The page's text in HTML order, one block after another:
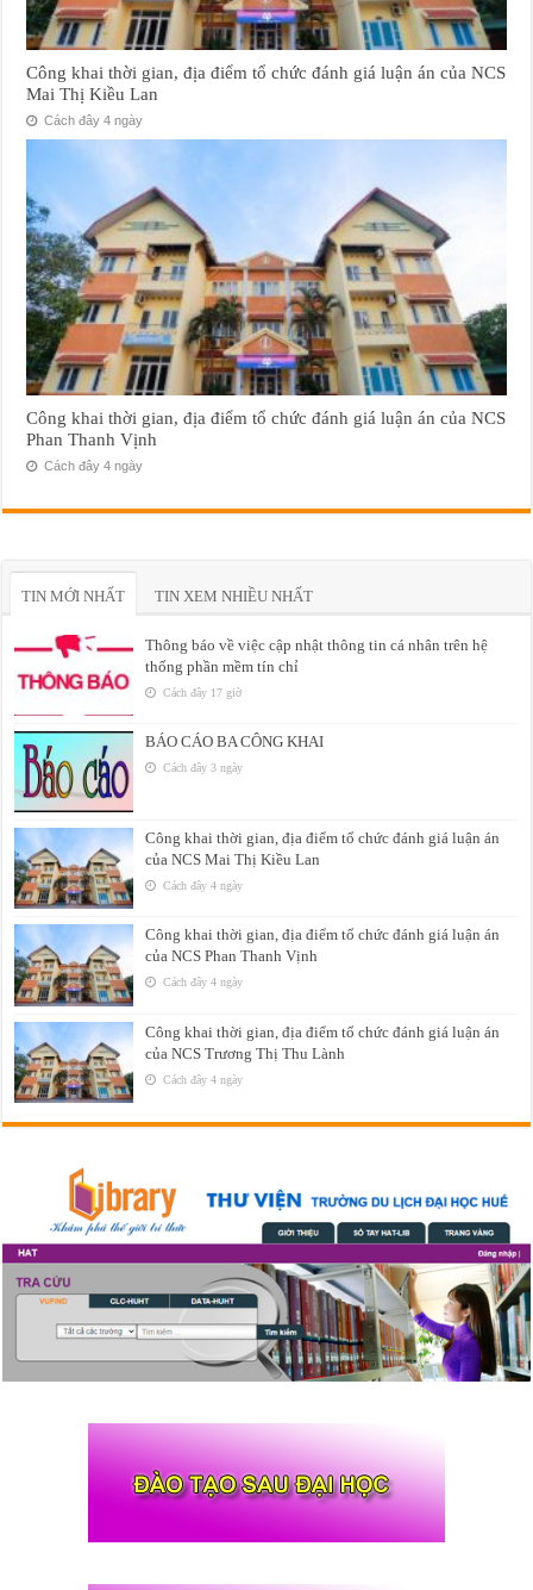
Công khai thời gian, địa điểm tổ chức đánh giá luận án của NCS
Mai Thị Kiều Lan
Cách đây 4 ngày
Công khai thời gian, địa điểm tổ chức đánh giá luận án của NCS
Phan Thanh Vịnh
Cách đây 4 ngày
TIN MỚI NHẤT TIN XEM NHIỀU NHẤT
Thông báo về việc cập nhật thông tin cá nhân trên hệ
thống phần mềm tín chỉ
Cách đây 17 giờ
BÁO CÁO BA CÔNG KHAI
Cách đây 3 ngày
Công khai thời gian, địa điểm tổ chức đánh giá luận án
của NCS Mai Thị Kiều Lan
Cách đây 4 ngày
Công khai thời gian, địa điểm tổ chức đánh giá luận án
của NCS Phan Thanh Vịnh
Cách đây 4 ngày
Công khai thời gian, địa điểm tổ chức đánh giá luận án
của NCS Trương Thị Thu Lành
Cách đây 4 ngày